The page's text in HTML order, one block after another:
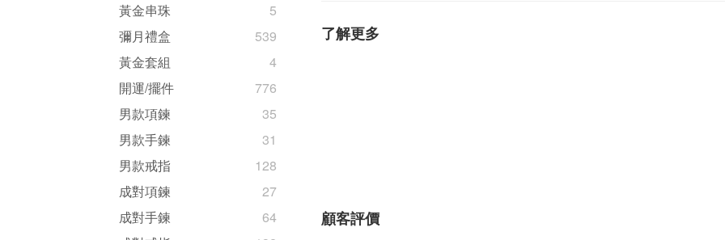
黃金串珠
5
彌月禮盒
539
黃金套組
4
開運/擺件
776
男款項鍊
35
男款手鍊
31
男款戒指
128
成對項鍊
27
成對手鍊
64
了解更多
顧客評價